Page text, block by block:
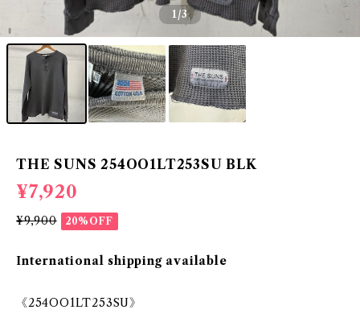
1/3
THE SUNS 254OO1LT253SU BLK
¥7,920
¥9,900 20%OFF
International shipping available
《254OO1LT253SU》